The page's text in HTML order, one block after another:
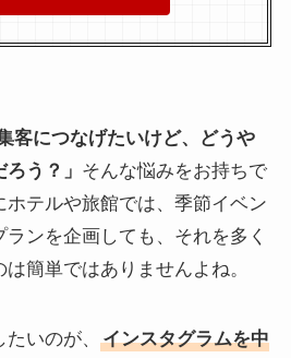
客につなげたいけど、どうや
う？」 そんな悩みをお持ちで
ホテルや旅館では、季節イベン
ランを企画しても、それを多く
簡単ではありませんよね。
いのが、
インスタグラムを中